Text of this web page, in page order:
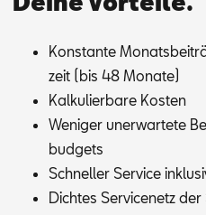
Kon­stan­te
zeit (bis 48 Mo­na­te)
Kal­ku­lier­ba­re Kos­ten
We­ni­ger un­er­war­te­te
bud­gets
Schnel­ler Ser­vice
Dich­tes Ser­vice­netz